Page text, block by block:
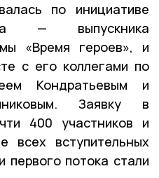
по инициативе
— выпускника
«Время героев», и
с его коллегами по
Кондратьевым и
Заявку в
400 участников и
всех вступительных
первого потока стали